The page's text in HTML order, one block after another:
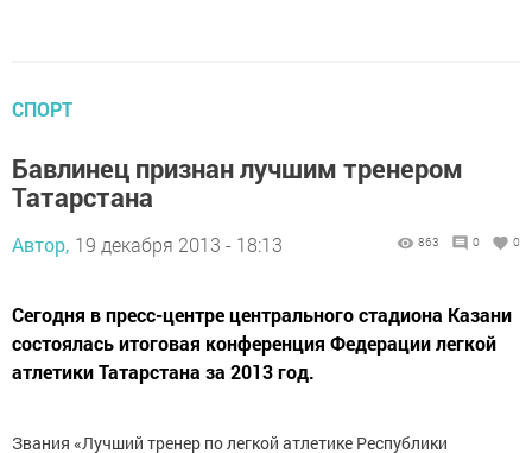
СПОРТ
Бавлинец признан лучшим тренером
Татарстана
Автор, 19 декабря 2013 - 18:13 863 0 0
Сегодня в пресс-центре центрального стадиона Казани
состоялась итоговая конференция Федерации легкой
атлетики Татарстана за 2013 год.
Звания «Лучший тренер по легкой атлетике Республики